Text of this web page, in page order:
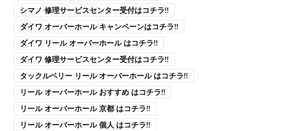
シマノ 修理サービスセンター受付はコチラ!!
ダイワ オーバーホール キャンペーンはコチラ!!
ダイワ リール オーバーホール はコチラ!!
ダイワ 修理サービスセンター受付はコチラ!!
タックルベリー リール オーバーホール はコチラ!!
リール オーバーホール おすすめ はコチラ!!
リール オーバーホール 京都 はコチラ!!
リール オーバーホール 個人 はコチラ!!